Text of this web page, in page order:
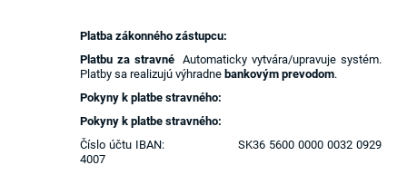
Platba zákonného zástupcu:
Platbu za stravnéAutomaticky vytvára/upravuje systém.
Platby sa realizujú výhradne bankovým prevodom.
Pokyny k platbe stravného:
Pokyny k platbe stravného:
Číslo účtu IBAN: SK36 5600 0000 0032 0929
4007